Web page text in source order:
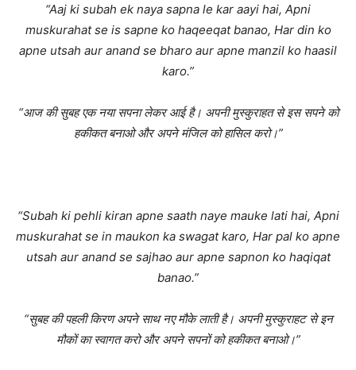
“Aaj ki subah ek naya sapna le kar aayi hai, Apni
muskurahat se is sapne ko haqeeqat banao, Har din ko
apne utsah aur anand se bharo aur apne manzil ko haasil
karo.”
“आज की सुबह एक नया सपना लेकर आई है। अपनी मुस्कुराहत से इस सपने को
हकीकत बनाओ और अपने मंजिल को हासिल करो।”
“Subah ki pehli kiran apne saath naye mauke lati hai, Apni
muskurahat se in maukon ka swagat karo, Har pal ko apne
utsah aur anand se sajhao aur apne sapnon ko haqiqat
banao.”
“सुबह की पहली किरण अपने साथ नए मौके लाती है। अपनी मुस्कुराहट से इन
मौकों का स्वागत करो और अपने सपनों को हकीकत बनाओ।”